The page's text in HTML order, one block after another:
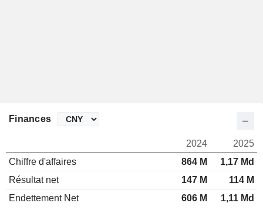
Finances
2024
2025
Chiffre d'affaires
864 M
1,17 Md
Résultat net
147 M
114 M
Endettement Net
606 M 1,11 Md